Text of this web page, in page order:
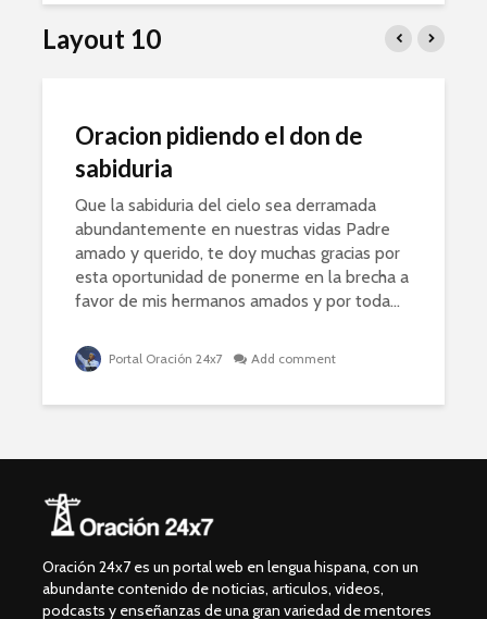
Layout 10
Oracion pidiendo el don de
sabiduria
Que la sabiduria del cielo sea derramada
abundantemente en nuestras vidas Padre
amado y querido, te doy muchas gracias por
esta oportunidad de ponerme en la brecha a
favor de mis hermanos amados y por toda...
Portal Oración 24x7 Add comment
Oración 24x7 es un portal web en lengua hispana, con un
abundante contenido de noticias, articulos, videos,
podcasts y enseñanzas de una gran variedad de mentores